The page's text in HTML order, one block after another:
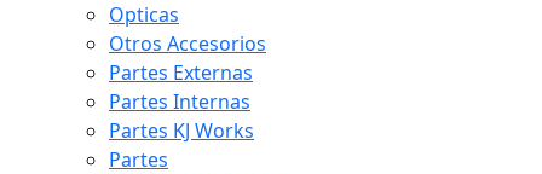
Opticas
Otros Accesorios
Partes Externas
Partes Internas
Partes KJ Works
Partes